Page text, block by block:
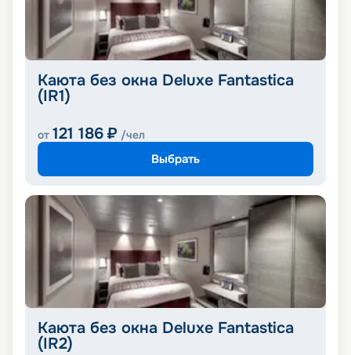
Каюта без окна Deluxe Fantastica
(IR1)
от 121 186 ₽ /чел
Выбрать
Каюта без окна Deluxe Fantastica
(IR2)